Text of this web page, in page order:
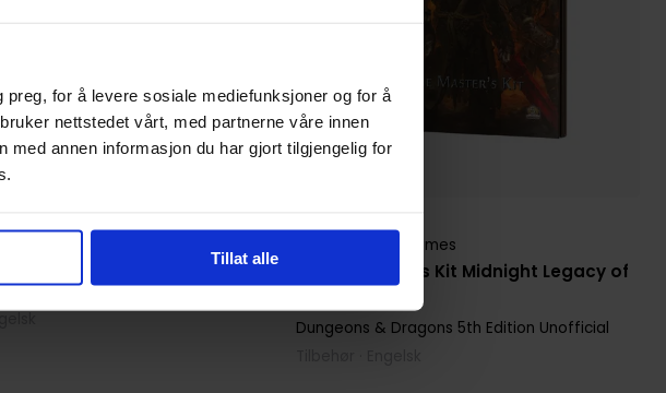
for å levere sosiale mediefunksjoner og for å
nettstedet vårt, med partnerne våre innen
annen informasjon du har gjort tilgjengelig for
Tillat alle
Screen
Press
RPG
Game Master's Kit Midnight Legacy of
Fantasy Flight Games
Dungeons & Dragons 5th Edition Unofficial